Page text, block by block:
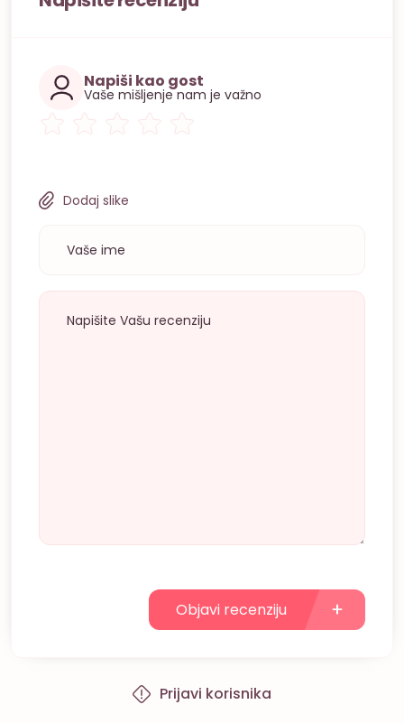
Napiši kao gost
Vaše mišljenje nam je važno
Dodaj slike
Objavi recenziju
Prijavi korisnika